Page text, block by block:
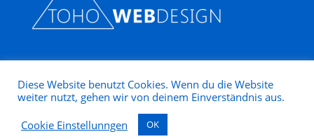
Diese Website benutzt Cookies. Wenn du die Website
weiter nutzt, gehen wir von deinem Einverständnis aus.
Cookie Einstellunngen
OK